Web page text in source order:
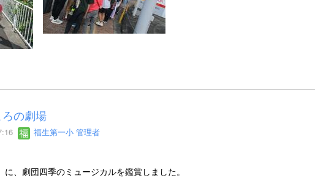
ろの劇場
福生第一小 管理者
に、劇団四季のミュージカルを鑑賞しました。